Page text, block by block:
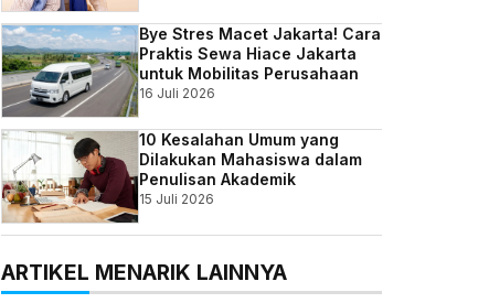
Bye Stres Macet Jakarta! Cara
Praktis Sewa Hiace Jakarta
untuk Mobilitas Perusahaan
16 Juli 2026
10 Kesalahan Umum yang
Dilakukan Mahasiswa dalam
Penulisan Akademik
15 Juli 2026
ARTIKEL MENARIK LAINNYA